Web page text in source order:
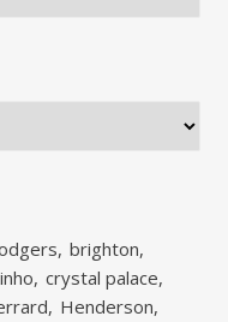
brighton
crystal palace
Henderson